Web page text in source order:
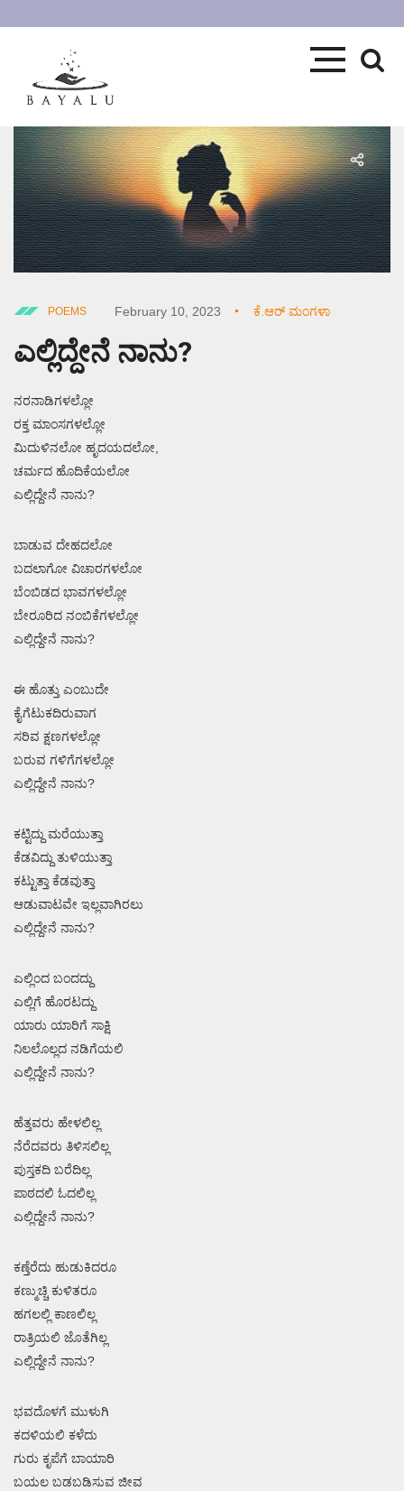
POEMS February 10, 2023 ಕೆ.ಆರ್ ಮಂಗಳಾ
ಎಲ್ಲಿದ್ದೇನೆ ನಾನು?
ನರನಾಡಿಗಳಲ್ಲೋ
ರಕ್ತ ಮಾಂಸಗಳಲ್ಲೋ
ಮಿದುಳಿನಲೋ ಹೃದಯದಲೋ,
ಚರ್ಮದ ಹೊದಿಕೆಯಲೋ
ಎಲ್ಲಿದ್ದೇನೆ ನಾನು?
ಬಾಡುವ ದೇಹದಲೋ
ಬದಲಾಗೋ ವಿಚಾರಗಳಲೋ
ಬೆಂಬಿಡದ ಭಾವಗಳಲ್ಲೋ
ಬೇರೂರಿದ ನಂಬಿಕೆಗಳಲ್ಲೋ
ಎಲ್ಲಿದ್ದೇನೆ ನಾನು?
ಈ ಹೊತ್ತು ಎಂಬುದೇ
ಕೈಗೆಟುಕದಿರುವಾಗ
ಸರಿವ ಕ್ಷಣಗಳಲ್ಲೋ
ಬರುವ ಗಳಿಗೆಗಳಲ್ಲೋ
ಎಲ್ಲಿದ್ದೇನೆ ನಾನು?
ಕಟ್ಟಿದ್ದು ಮರೆಯುತ್ತಾ
ಕೆಡವಿದ್ದು ತುಳಿಯುತ್ತಾ
ಕಟ್ಟುತ್ತಾ ಕೆಡವುತ್ತಾ
ಆಡುವಾಟವೇ ಇಲ್ಲವಾಗಿರಲು
ಎಲ್ಲಿದ್ದೇನೆ ನಾನು?
ಎಲ್ಲಿಂದ ಬಂದದ್ದು
ಎಲ್ಲಿಗೆ ಹೊರಟದ್ದು
ಯಾರು ಯಾರಿಗೆ ಸಾಕ್ಷಿ
ನಿಲಲೊಲ್ಲದ ನಡಿಗೆಯಲಿ
ಎಲ್ಲಿದ್ದೇನೆ ನಾನು?
ಹೆತ್ತವರು ಹೇಳಲಿಲ್ಲ
ನೆರೆದವರು ತಿಳಿಸಲಿಲ್ಲ
ಪುಸ್ತಕದಿ ಬರೆದಿಲ್ಲ
ಪಾಠದಲಿ ಓದಲಿಲ್ಲ
ಎಲ್ಲಿದ್ದೇನೆ ನಾನು?
ಕಣ್ತೆರೆದು ಹುಡುಕಿದರೂ
ಕಣ್ಮುಚ್ಚಿ ಕುಳಿತರೂ
ಹಗಲಲ್ಲಿ ಕಾಣಲಿಲ್ಲ
ರಾತ್ರಿಯಲಿ ಜೊತೆಗಿಲ್ಲ
ಎಲ್ಲಿದ್ದೇನೆ ನಾನು?
ಭವದೊಳಗೆ ಮುಳುಗಿ
ಕದಳಿಯಲಿ ಕಳೆದು
ಗುರು ಕೃಪೆಗೆ ಬಾಯಾರಿ
ಬಯಲ ಬಡಬಡಿಸುವ ಜೀವ